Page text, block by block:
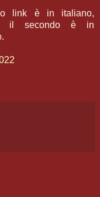
link è in italiano,
il secondo è in